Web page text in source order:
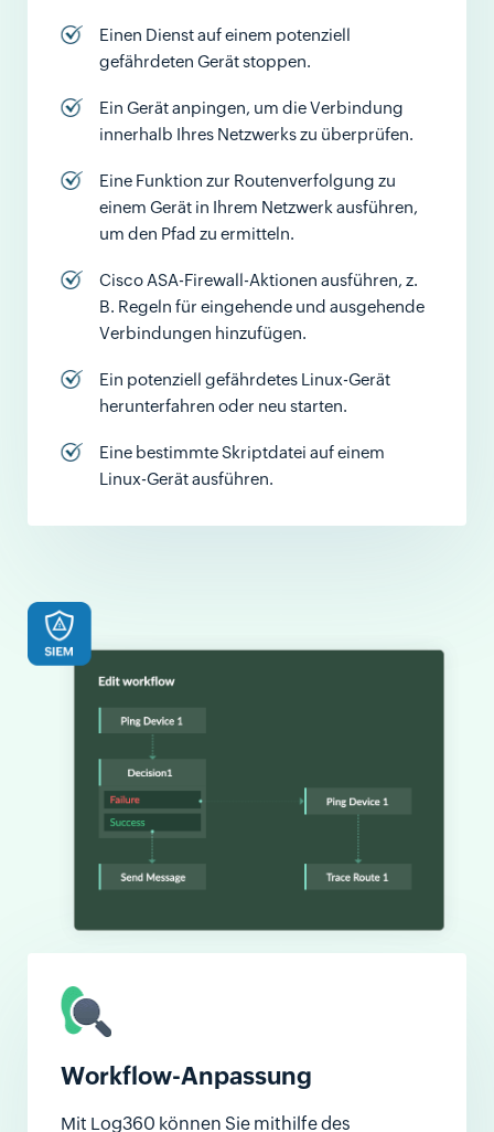
Einen Dienst auf einem potenziell
gefährdeten Gerät stoppen.
Ein Gerät anpingen, um die Verbindung
innerhalb Ihres Netzwerks zu überprüfen.
Eine Funktion zur Routenverfolgung zu
einem Gerät in Ihrem Netzwerk ausführen,
um den Pfad zu ermitteln.
Cisco ASA-Firewall-Aktionen ausführen, z.
B. Regeln für eingehende und ausgehende
Verbindungen hinzufügen.
Ein potenziell gefährdetes Linux-Gerät
herunterfahren oder neu starten.
Eine bestimmte Skriptdatei auf einem
Linux-Gerät ausführen.
Workflow-Anpassung
Mit Log360 können Sie mithilfe des